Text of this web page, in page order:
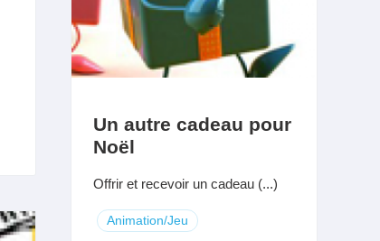
Un autre cadeau pour
Noël
Offrir et recevoir un cadeau (...)
Animation/Jeu